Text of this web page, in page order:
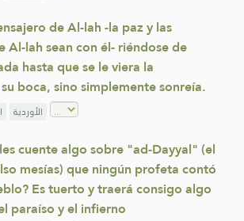
de Al-lah -la paz y las
Al-lah sean con él- riéndose de
hasta que se le viera la
boca, sino simplemente sonreía.
الأوردية
cuente algo sobre "ad-Dayyal" (el
mesías) que ningún profeta contó
Es tuerto y traerá consigo algo
paraíso y el infierno